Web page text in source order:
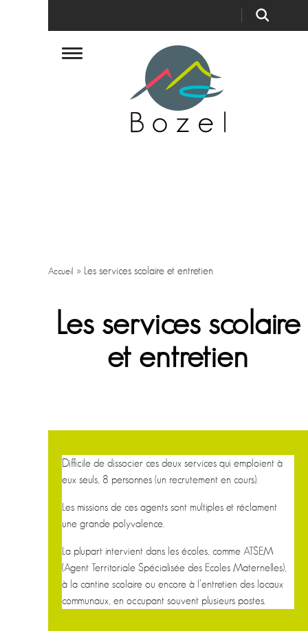
Accueil » Les services scolaire et entretien
Les services scolaire
et entretien
Difficile de dissocier ces deux services qui emploient à
eux seuls, 8 personnes (un recrutement en cours).
Les missions de ces agents sont multiples et réclament
une grande polyvalence.
La plupart intervient dans les écoles, comme ATSEM
(Agent Territoriale Spécialisée des Ecoles Maternelles),
à la cantine scolaire ou encore à l’entretien des locaux
communaux, en occupant souvent plusieurs postes.